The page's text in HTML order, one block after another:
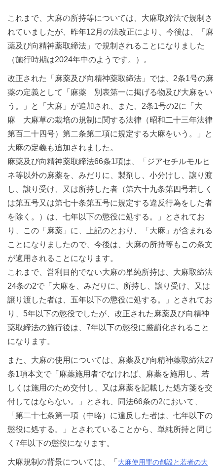
これまで、大麻の所持等については、大麻取締法で規制さ
れていましたが、昨年12月の法改正により、今後は、「麻
薬及び向精神薬取締法」で規制されることになりました
（施行時期は2024年中のようです。）。
改正された「麻薬及び向精神薬取締法」では、2条1号の麻
薬の定義として「麻薬 別表第一に掲げる物及び大麻をい
う。」と「大麻」が追加され、また、2条1号の2に「大
麻 大麻草の栽培の規制に関する法律（昭和二十三年法律
第百二十四号）第二条第二項に規定する大麻をいう。」と
大麻の定義も追加されました。
麻薬及び向精神薬取締法66条1項は、「ジアセチルモルヒ
ネ等以外の麻薬を、みだりに、製剤し、小分けし、譲り渡
し、譲り受け、又は所持した者（第六十九条第四号若しく
は第五号又は第七十条第五号に規定する違反行為をした者
を除く。）は、七年以下の懲役に処する。」とされてお
り、この「麻薬」に、上記のとおり、「大麻」が含まれる
ことになりましたので、今後は、大麻の所持等もこの条文
が適用されることになります。
これまで、営利目的でない大麻の単純所持は、大麻取締法
24条の2で「大麻を、みだりに、所持し、譲り受け、又は
譲り渡した者は、五年以下の懲役に処する。」とされてお
り、5年以下の懲役でしたが、改正された麻薬及び向精神
薬取締法の施行後は、7年以下の懲役に厳罰化されること
になります。
また、大麻の使用については、麻薬及び向精神薬取締法27
条1項本文で「麻薬施用者でなければ、麻薬を施用し、若
しくは施用のため交付し、又は麻薬を記載した処方箋を交
付してはならない。」とされ、同法66条の2において、
「第二十七条第一項（中略）に違反した者は、七年以下の
懲役に処する。」とされていることから、単純所持と同じ
く7年以下の懲役になります。
大麻規制の背景については、「 大麻使用罪の創設と若者の大